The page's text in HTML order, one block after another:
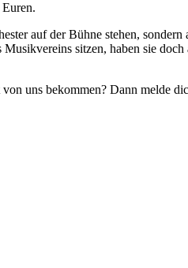
auf der Bühne stehen,
sitzen, haben sie
uns bekommen? Dann melde